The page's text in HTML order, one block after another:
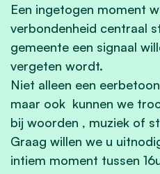
Een ingetogen moment
verbondenheid centraal
gemeente een signaal
vergeten wordt.
Niet alleen een
maar ook kunnen we
bij woorden , muziek of
Graag willen we u
intiem moment tussen